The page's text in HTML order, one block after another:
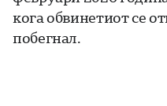
кога обвинетиот се
побегнал.